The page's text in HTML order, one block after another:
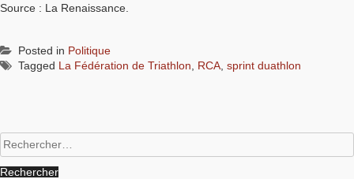
Source : La Renaissance.
Posted in Politique
Tagged La Fédération de Triathlon RCA sprint duathlon
Rechercher :